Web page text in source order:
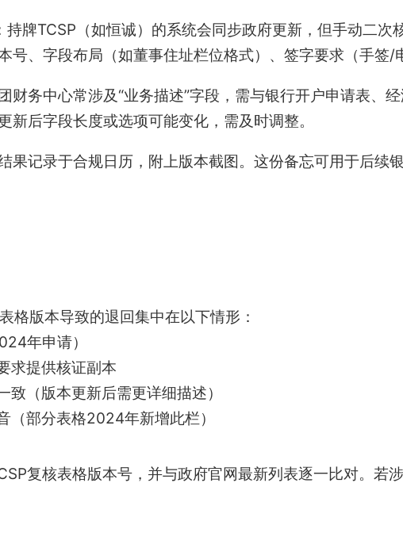
持牌TCSP（如恒诚）的系统会同步政府更新，但手动二次
号、字段布局（如董事住址栏位格式）、签字要求（手签/
财务中心常涉及“业务描述”字段，需与银行开户申请表、
新后字段长度或选项可能变化，需及时调整。
果记录于合规日历，附上版本截图。这份备忘可用于后续
格版本导致的退回集中在以下情形：
年申请）
求提供核证副本
（版本更新后需更详细描述）
（部分表格2024年新增此栏）
复核表格版本号，并与政府官网最新列表逐一比对。若